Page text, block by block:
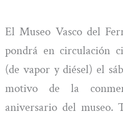
El Museo Vasco del
pondrá en circulación
(de vapor y diésel) el
motivo de la
aniversario del museo.